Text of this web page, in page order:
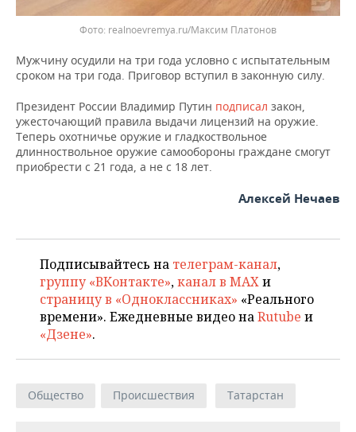
realnoevremya.ru/Максим Платонов
Мужчину осудили на три года условно с испытательным
сроком на три года. Приговор вступил в законную силу.
Президент России Владимир Путин подписал закон,
ужесточающий правила выдачи лицензий на оружие.
Теперь охотничье оружие и гладкоствольное
длинноствольное оружие самообороны граждане смогут
приобрести с 21 года, а не с 18 лет.
Алексей Нечаев
Подписывайтесь на телеграм-канал,
группу «ВКонтакте»,канал в MAXи
страницу в «Одноклассниках» «Реального
времени». Ежедневные видео наRutube и
«Дзене».
Общество Происшествия Татарстан